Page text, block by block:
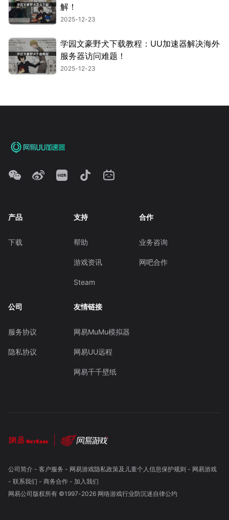
解！
2025-12-23
学园文豪野犬下载教程：UU加速器解决海外
服务器访问难题！
2025-12-23
产品
下载
支持
帮助
游戏资讯
Steam
合作
业务咨询
网吧合作
公司
服务协议
隐私协议
友情链接
网易MuMu模拟器
网易UU远程
网易千千壁纸
公司简介- 客户服务 - 网易游戏隐私政策及儿童个人信息保护规则 - 网易游戏
- 联系我们 - 商务合作- 加入我们
网易公司版权所有 ©1997-2026 网络游戏行业防沉迷自律公约